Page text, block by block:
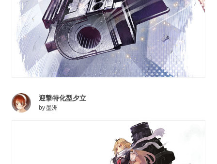
迎撃特化型夕立
by墨洲